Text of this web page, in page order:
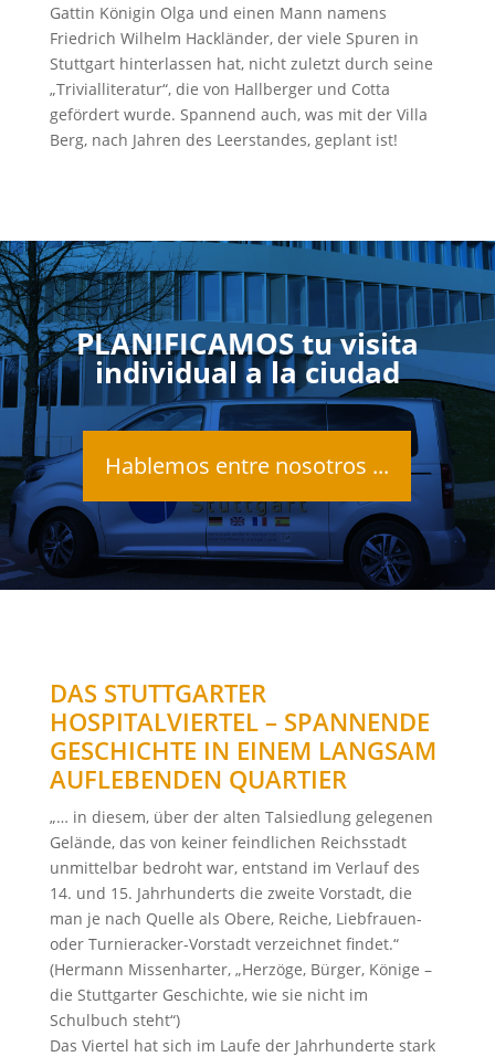
Gattin Königin Olga und einen Mann namens
Friedrich Wilhelm Hackländer, der viele Spuren in
Stuttgart hinterlassen hat, nicht zuletzt durch seine
„Trivialliteratur“, die von Hallberger und Cotta
gefördert wurde. Spannend auch, was mit der Villa
Berg, nach Jahren des Leerstandes, geplant ist!
PLANIFICAMOS tu visita
individual a la ciudad
Hablemos entre nosotros ...
DAS STUTTGARTER
HOSPITALVIERTEL – SPANNENDE
GESCHICHTE IN EINEM LANGSAM
AUFLEBENDEN QUARTIER
„… in diesem, über der alten Talsiedlung gelegenen
Gelände, das von keiner feindlichen Reichsstadt
unmittelbar bedroht war, entstand im Verlauf des
14. und 15. Jahrhunderts die zweite Vorstadt, die
man je nach Quelle als Obere, Reiche, Liebfrauen-
oder Turnieracker-Vorstadt verzeichnet findet.“
(Hermann Missenharter, „Herzöge, Bürger, Könige –
die Stuttgarter Geschichte, wie sie nicht im
Schulbuch steht“)
Das Viertel hat sich im Laufe der Jahrhunderte stark